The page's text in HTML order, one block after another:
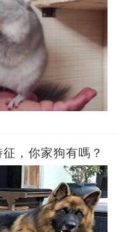
，你家狗有嗎？